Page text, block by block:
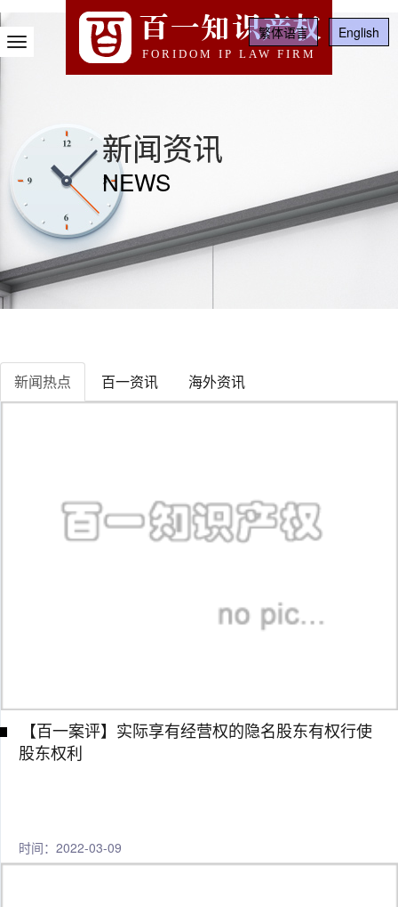
百一知识产权
FORIDOM IP LAW FIRM
English
繁体语言
Toggle
Navigation
新闻资讯
NEWS
新闻热点 百一资讯 海外资讯
【百一案评】实际享有经营权的隐名股东有权行使
股东权利
时间：2022-03-09